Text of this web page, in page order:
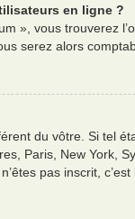
en ligne ?
», vous trouverez
serez alors
du vôtre. Si tel
Paris, New York,
pas inscrit, c’est